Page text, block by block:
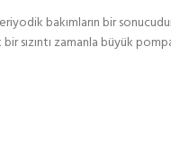
bakımların bir
zamanla büyük